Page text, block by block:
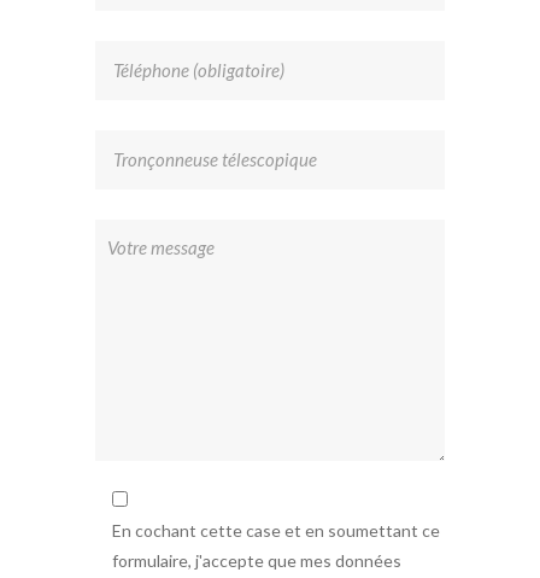
En cochant cette case et en soumettant ce
formulaire, j'accepte que mes données